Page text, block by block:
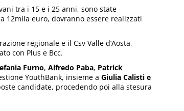
tra i 15 e i 25 anni, sono state
12mila euro, dovranno essere realizzati
regionale e il Csv Valle d’Aosta,
con Plus e Bcc.
Furno, Alfredo Paba, Patrick
YouthBank, insieme a Giulia Calisti e
candidate, procedendo poi alla stesura